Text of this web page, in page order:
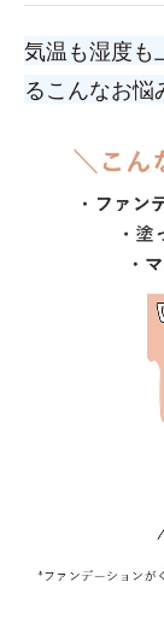
気温も湿度も
るこんなお悩